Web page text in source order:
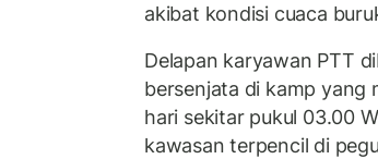
akibat kondisi cuaca
Delapan karyawan PTT
bersenjata di kamp yang
hari sekitar pukul 03.00
kawasan terpencil di